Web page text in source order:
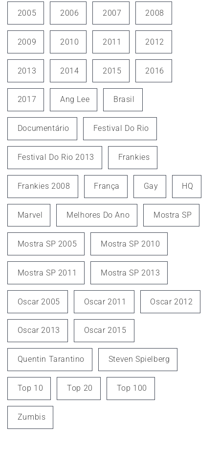
2005 2006 2007 2008
2009 2010 2011 2012
2013 2014 2015 2016
2017 Ang Lee Brasil
Documentário Festival Do Rio
Festival Do Rio 2013 Frankies
Frankies 2008 França Gay HQ
Marvel Melhores Do Ano Mostra SP
Mostra SP 2005 Mostra SP 2010
Mostra SP 2011 Mostra SP 2013
Oscar 2005 Oscar 2011 Oscar 2012
Oscar 2013 Oscar 2015
Quentin Tarantino Steven Spielberg
Top 10 Top 20 Top 100
Zumbis